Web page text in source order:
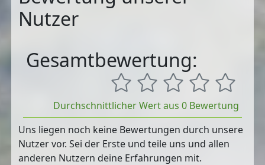
Nutzer
Gesamtbewertung:
Durchschnittlicher Wert aus 0 Bewertung
Uns liegen noch keine Bewertungen durch unsere
Nutzer vor. Sei der Erste und teile uns und allen
anderen Nutzern deine Erfahrungen mit.